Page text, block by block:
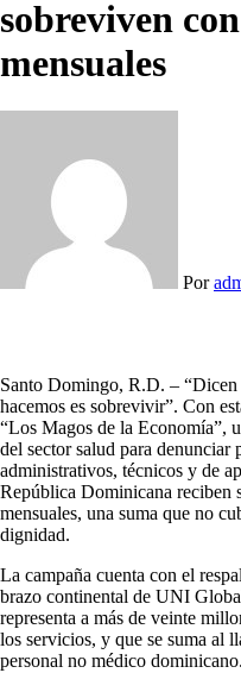
sobreviven
mensuales
Por
Santo Domingo, R.D. – “Dicen
hacemos es sobrevivir”. Con
“Los Magos de la Economía”,
del sector salud para denunciar
administrativos, técnicos y de
República Dominicana reciben
mensuales, una suma que no
dignidad.
La campaña cuenta con el
brazo continental de UNI
representa a más de veinte
los servicios, y que se suma al
personal no médico dominicano.